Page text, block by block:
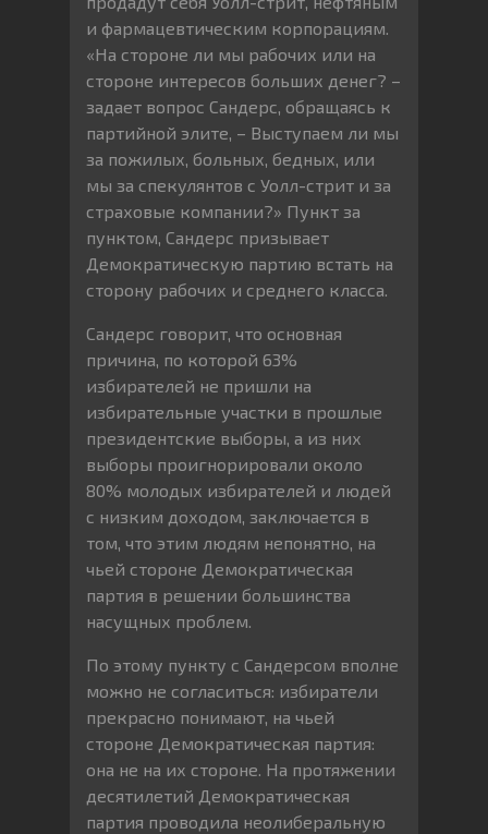
и фармацевтическим корпорациям.
«На стороне ли мы рабочих или на
стороне интересов больших денег? –
задает вопрос Сандерс, обращаясь к
партийной элите, – Выступаем ли мы
за пожилых, больных, бедных, или
мы за спекулянтов с Уолл-стрит и за
страховые компании?» Пункт за
пунктом, Сандерс призывает
Демократическую партию встать на
сторону рабочих и среднего класса.
Сандерс говорит, что основная
причина, по которой 63%
избирателей не пришли на
избирательные участки в прошлые
президентские выборы, а из них
выборы проигнорировали около
80% молодых избирателей и людей
с низким доходом, заключается в
том, что этим людям непонятно, на
чьей стороне Демократическая
партия в решении большинства
насущных проблем.
По этому пункту с Сандерсом вполне
можно не согласиться: избиратели
прекрасно понимают, на чьей
стороне Демократическая партия:
она не на их стороне. На протяжении
десятилетий Демократическая
партия проводила неолиберальную